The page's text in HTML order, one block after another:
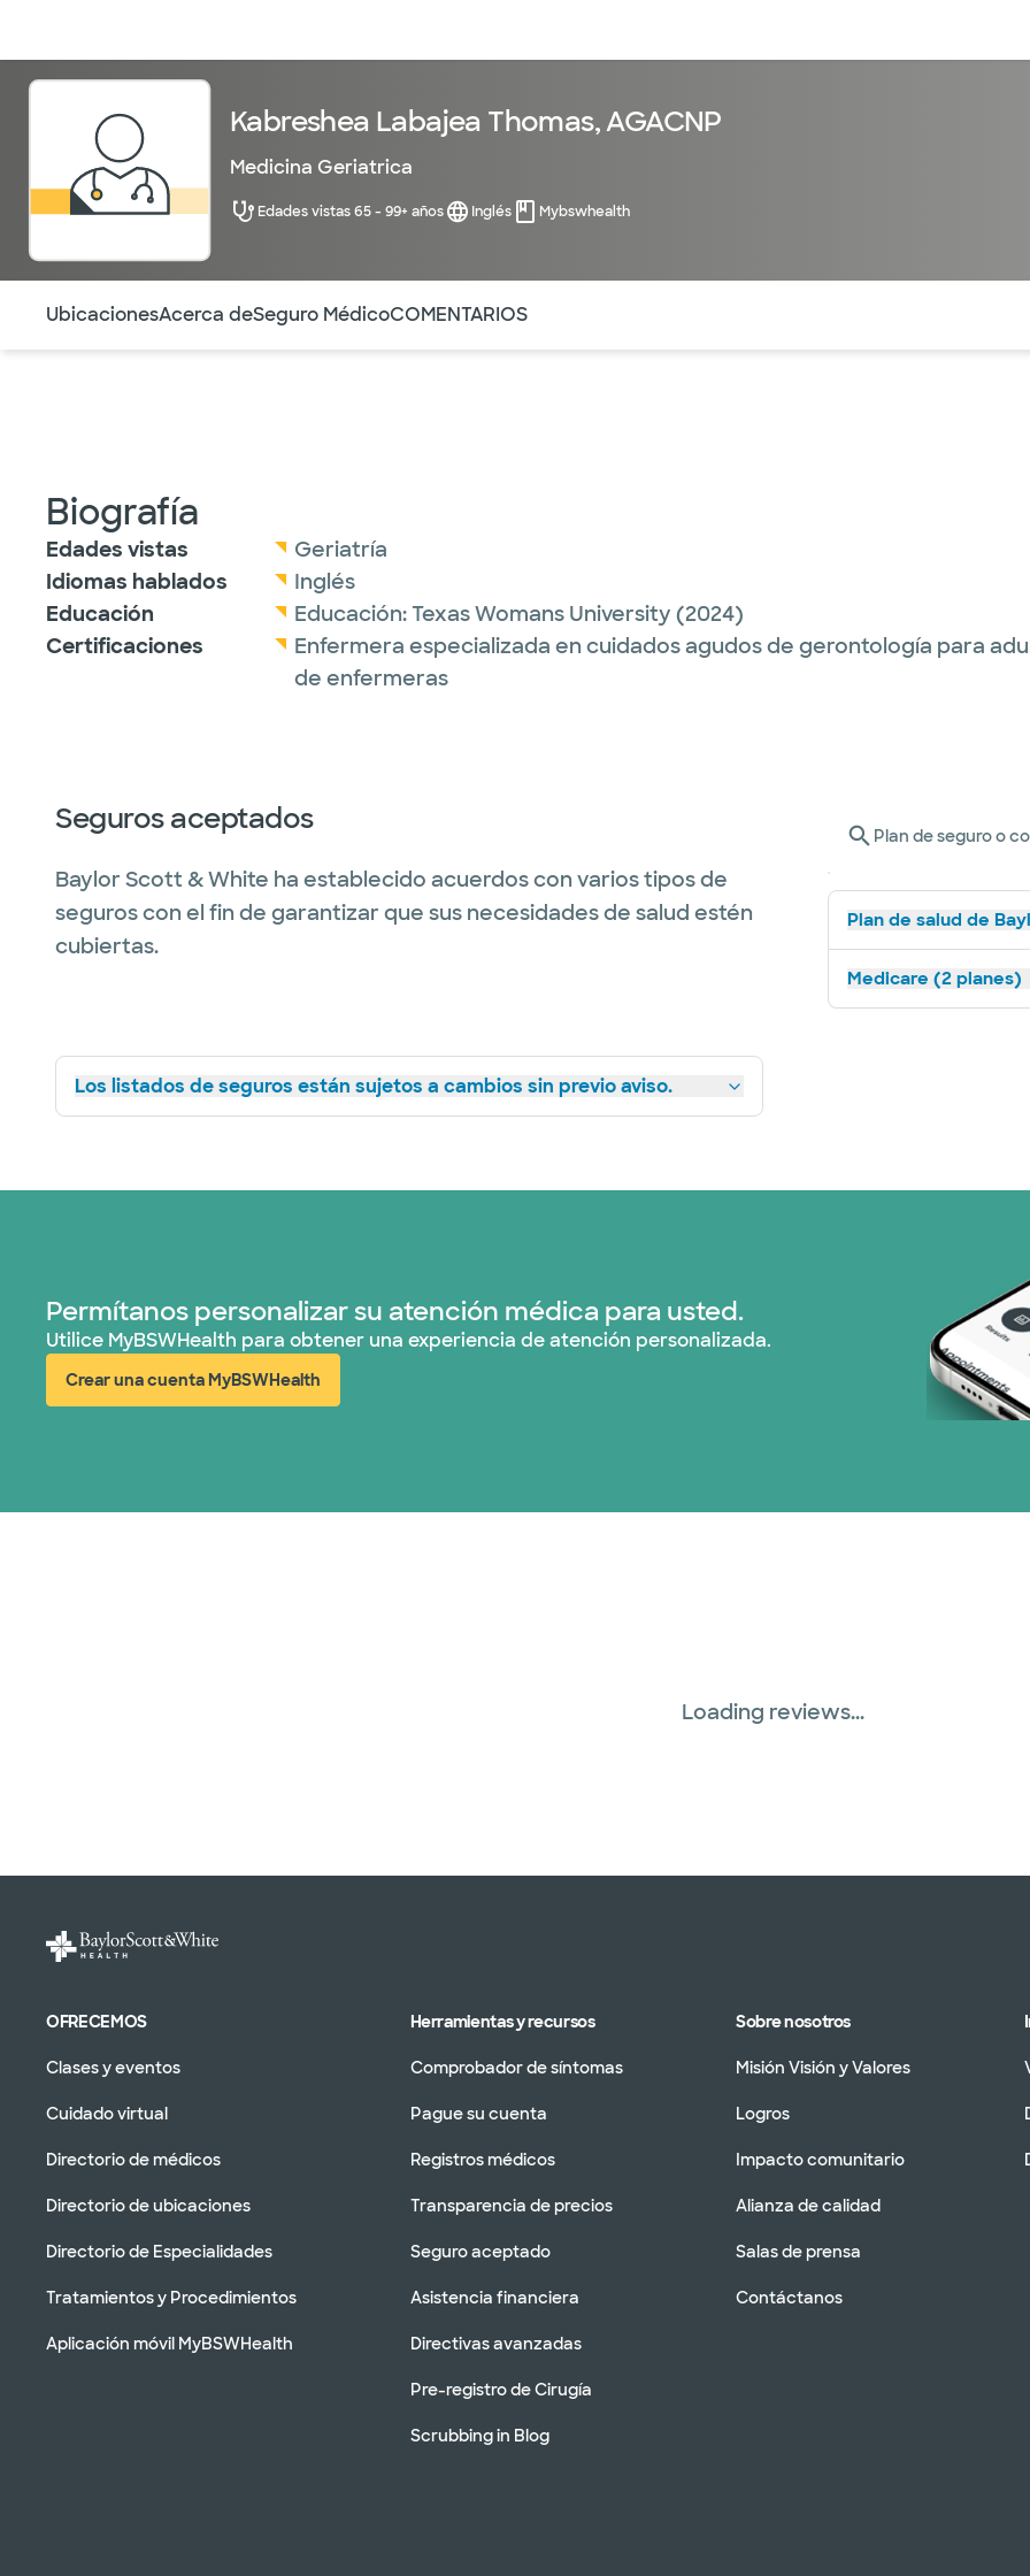
Kabreshea Labajea Thomas, AGACNP
Medicina Geriatrica
Edades vistas 65 - 99+ años Inglés Mybswhealth
UbicacionesAcerca deSeguro MédicoCOMENTARIOS
Biografía
Edades vistas
Geriatría
Idiomas hablados
Inglés
Educación
Educación:Texas Womans University (2024)
Certificaciones
Enfermera especializada en cuidados agudos de gerontología para
de enfermeras
Seguros aceptados
Baylor Scott & White ha establecido acuerdos con varios tipos de
seguros con el fin de garantizar que sus necesidades de salud estén
cubiertas.
Los listados de seguros están sujetos a cambios sin previo aviso.
Plan de seguro o
Plan de salud de
Medicare (2 planes)
Permítanos personalizar su atención médica para usted.
Utilice MyBSWHealth para obtener una experiencia de atención personalizada.
Crear una cuenta MyBSWHealth
(abre en ventana nueva)
Loading reviews...
OFRECEMOS
Clases y eventos
Cuidado virtual
Directorio de médicos
Directorio de ubicaciones
Directorio de Especialidades
Tratamientos y Procedimientos
Aplicación móvil MyBSWHealth
Herramientas y recursos
Comprobador de síntomas
Pague su cuenta
Registros médicos
Transparencia de precios
Seguro aceptado
Asistencia financiera
Directivas avanzadas
Pre-registro de Cirugía
Scrubbing in Blog
Sobre nosotros
Misión Visión y Valores
Logros
Impacto comunitario
Alianza de calidad
Salas de prensa
Contáctanos